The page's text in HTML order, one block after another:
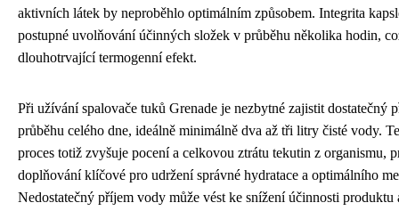
aktivních látek by neproběhlo optimálním způsobem. Integrita
postupné uvolňování účinných složek v průběhu několika hodin,
dlouhotrvající termogenní efekt.
Při užívání spalovače tuků Grenade je nezbytné zajistit dostatečný
průběhu celého dne, ideálně minimálně dva až tři litry čisté vody.
proces totiž zvyšuje pocení a celkovou ztrátu tekutin z organismu,
doplňování klíčové pro udržení správné hydratace a optimálního
Nedostatečný příjem vody může vést ke snížení účinnosti produktu